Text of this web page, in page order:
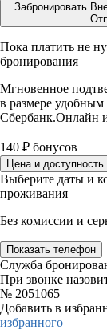
Забронировать
Пока платить не
бронирования
Мгновенное
в размере удобным
Сбербанк.Онлайн
140 ₽ бонусов
Цена и доступность
Выберите даты и
проживания
Без комиссии и
Показать телефон
Служба
При звонке
№ 2051065
Добавить в
избранного